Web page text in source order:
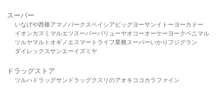
スーパー
いなげや西條アマノパークスベイシア ビッグヨーサンイトーヨーカドー
イオンカスミ マルエツスーパーバリューヤオコーオーケー ヨークベニマル
ツルヤマルト オギノ エスマート ライフ業務スーパーいかり フジグラン
ダイレックスサンエーイズミヤ
ドラッグストア
ツルハドラッグサンドラッグクスリのアオキ ココカラファイン